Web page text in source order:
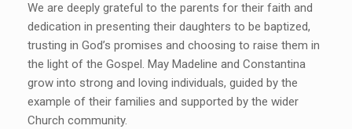
We are deeply grateful to the parents for their faith and
dedication in presenting their daughters to be baptized,
trusting in God’s promises and choosing to raise them in
the light of the Gospel. May Madeline and Constantina
grow into strong and loving individuals, guided by the
example of their families and supported by the wider
Church community.